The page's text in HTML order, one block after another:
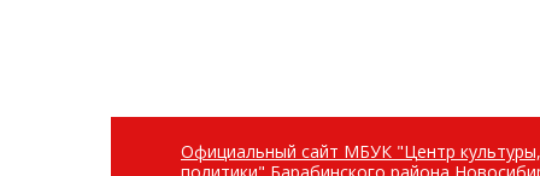
Официальный сайт МБУК "Центр